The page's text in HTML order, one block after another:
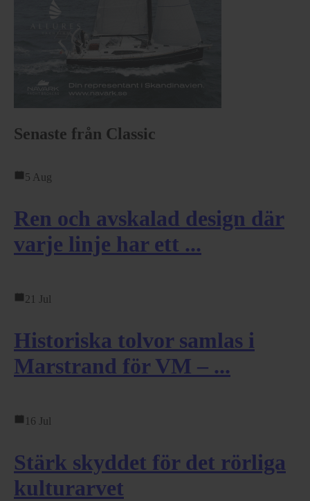
Senaste från Classic
5 Aug
Ren och avskalad design där
varje linje har ett ...
21 Jul
Historiska tolvor samlas i
Marstrand för VM – ...
16 Jul
Stärk skyddet för det rörliga
kulturarvet